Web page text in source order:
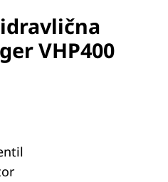
VHP400